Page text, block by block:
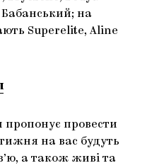
на
Superelite, Aline
пропонує провести
на вас будуть
а також живі та